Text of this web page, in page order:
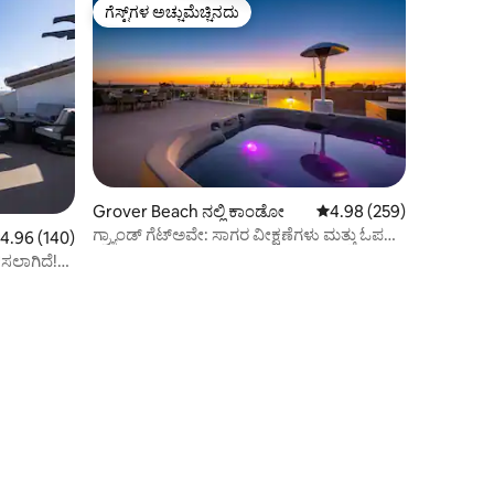
4.96 ಸರಾಸರಿ ರೇಟಿಂಗ್, 140 ವಿಮರ್ಶೆಗಳು
4.96 (140)
ಗೆಸ್ಟ್‌ಗಳ ಅಚ್ಚುಮೆಚ್ಚಿನದು
ಗೆಸ್ಟ್‌ಗಳ ಅಚ್ಚುಮೆಚ್ಚಿನದು
Grover Beach ನಲ್ಲಿ ಕಾಂಡೋ 5 ರಲ್ಲಿ 4.98 ಸರಾಸರಿ
4.98 (259)
ಗ್ರ್ಯಾಂಡ್ ಗೆಟ್‌ಅವೇ: ಸಾಗರ ವೀಕ್ಷಣೆಗಳು ಮತ್ತು ಓಪನ್